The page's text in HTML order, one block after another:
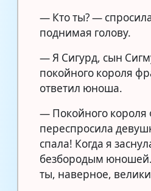
— Кто ты? —
поднимая голову.
— Я Сигурд, сын
покойного короля
ответил юноша.
— Покойного
переспросила
спала! Когда я
безбородым
ты, наверное,